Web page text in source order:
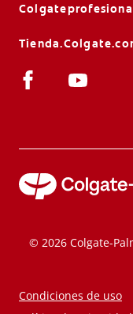
© 2026 Colgate-
Condiciones de uso